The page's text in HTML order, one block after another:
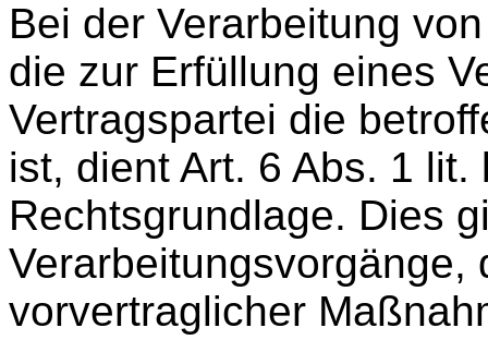
Bei der Verarbeitung
die zur Erfüllung eines
Vertragspartei die
ist, dient Art. 6 Abs. 1 lit.
Rechtsgrundlage. Dies
Verarbeitungsvorgänge,
vorvertraglicher